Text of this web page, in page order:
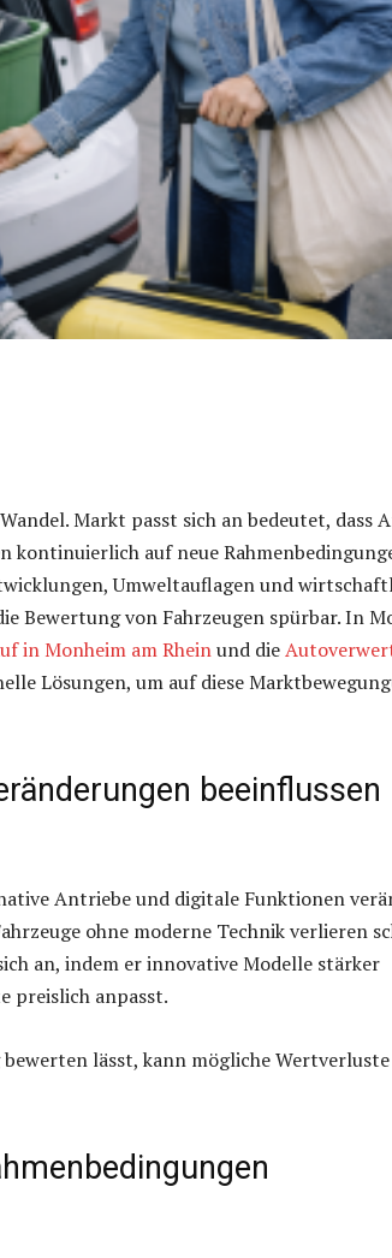
Markt passt sich an bedeutet, dass
kontinuierlich auf neue
Umweltauflagen und
Bewertung von Fahrzeugen spürbar. In
in Monheim am Rheinund die
Lösungen, um auf diese
beeinflussen
Antriebe und digitale Funktionen
ohne moderne Technik verlieren
an, indem er innovative Modelle stärker
preislich anpasst.
lässt, kann mögliche Wertverluste